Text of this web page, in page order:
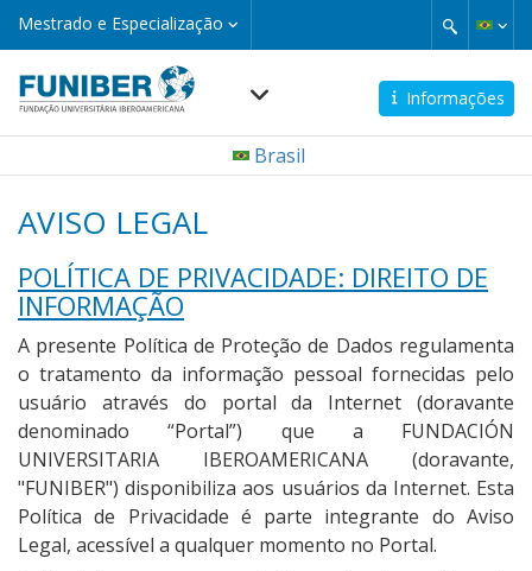
Pular
conteúdo
principal
Mestrado e Especialização
Mestrado
e
Informações
Navegación
Brasil
AVISO LEGAL
POLÍTICA DE PRIVACIDADE: DIREITO DE
INFORMAÇÃO
A presente Política de Proteção de Dados regulamenta
o tratamento da informação pessoal fornecidas pelo
usuário através do portal da Internet (doravante
denominado “Portal”) que a FUNDACIÓN
UNIVERSITARIA IBEROAMERICANA (doravante,
"FUNIBER") disponibiliza aos usuários da Internet. Esta
Política de Privacidade é parte integrante do Aviso
Legal, acessível a qualquer momento no Portal.